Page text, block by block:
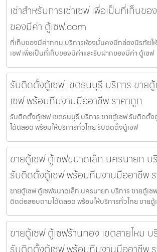
เช่าสำหรับการเช่าเซฟ เพื่อเป็นที่เก็บข
ของมีค่า ตู้เซฟ.com
ที่เก็บของมีค่ากทม บริการห้องมั่นคงมีกล่องนิรภัยให้
เซฟ เพื่อเป็นที่เก็บของมีค่าและรับฝากของมีค่า ตู้เซฟ
รับติดตั้งตู้เซฟ เขตธนบุรี บริการ ขาย
เซฟ พร้อมทีมงานมืออาชีพ ราคาถูก
รับติดตั้งตู้เซฟ เขตธนบุรี บริการ ขายตู้เซฟ รับติดตั้
ได้ตลอด พร้อมให้บริการทั่วไทย รับติดตั้งตู้เซฟ
ขายตู้เซฟ ตู้เซฟขนาดเล็ก นครนายก บ
รับติดตั้งตู้เซฟ พร้อมทีมงานมืออาชีพ
ขายตู้เซฟ ตู้เซฟขนาดเล็ก นครนายก บริการ ขายตู้เ
ติดต่อสอบถามได้ตลอด พร้อมให้บริการทั่วไทย ขายตู้
ขายตู้เซฟ ตู้เซฟร้านทอง เขตสายไหม